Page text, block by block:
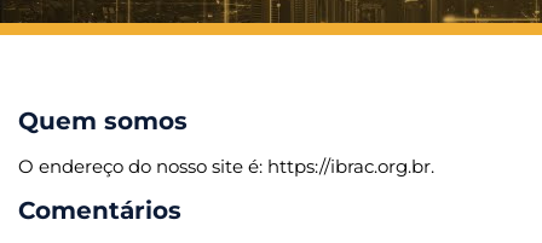
Quem somos
O endereço do nosso site é: https://ibrac.org.br.
Comentários